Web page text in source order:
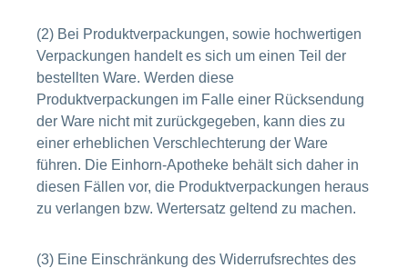
(2) Bei Produktverpackungen, sowie hochwertigen
Verpackungen handelt es sich um einen Teil der
bestellten Ware. Werden diese
Produktverpackungen im Falle einer Rücksendung
der Ware nicht mit zurückgegeben, kann dies zu
einer erheblichen Verschlechterung der Ware
führen. Die Einhorn-Apotheke behält sich daher in
diesen Fällen vor, die Produktverpackungen heraus
zu verlangen bzw. Wertersatz geltend zu machen.
(3) Eine Einschränkung des Widerrufsrechtes des